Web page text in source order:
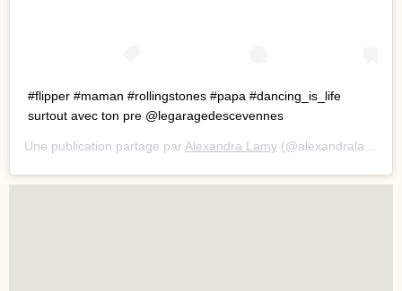
#flipper #maman #rollingstones #papa #dancing_is_life
surtout avec ton pre @legaragedescevennes
Une publication partage par Alexandra Lamy (@alexandralamyofficiel) le